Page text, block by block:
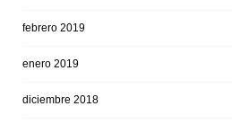
febrero 2019
enero 2019
diciembre 2018